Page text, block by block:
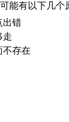
能有以下几个
出错
走
不存在